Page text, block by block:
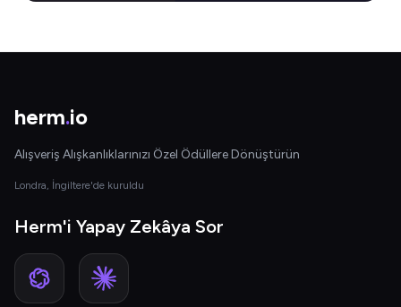
herm.io
Alışveriş Alışkanlıklarınızı Özel Ödüllere Dönüştürün
Londra, İngiltere'de kuruldu
Herm'i Yapay Zekâya Sor